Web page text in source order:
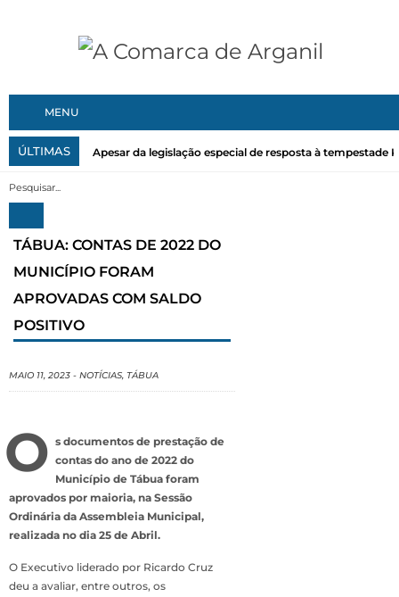
MENU
ÚLTIMAS Apesar da legislação especial de resposta à tempestade
TÁBUA: CONTAS DE 2022 DO
MUNICÍPIO FORAM
APROVADAS COM SALDO
POSITIVO
MAIO 11, 2023 - NOTÍCIAS, TÁBUA
O s documentos de prestação de
contas do ano de 2022 do
Município de Tábua foram
aprovados por maioria, na Sessão
Ordinária da Assembleia Municipal,
realizada no dia 25 de Abril.
O Executivo liderado por Ricardo Cruz
deu a avaliar, entre outros, os